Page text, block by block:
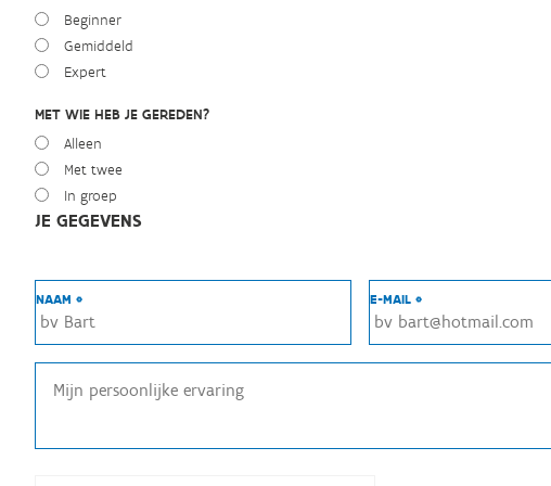
Beginner
Gemiddeld
Expert
MET WIE HEB JE GEREDEN?
Alleen
Met twee
In groep
JE GEGEVENS
NAAM * E-MAIL *